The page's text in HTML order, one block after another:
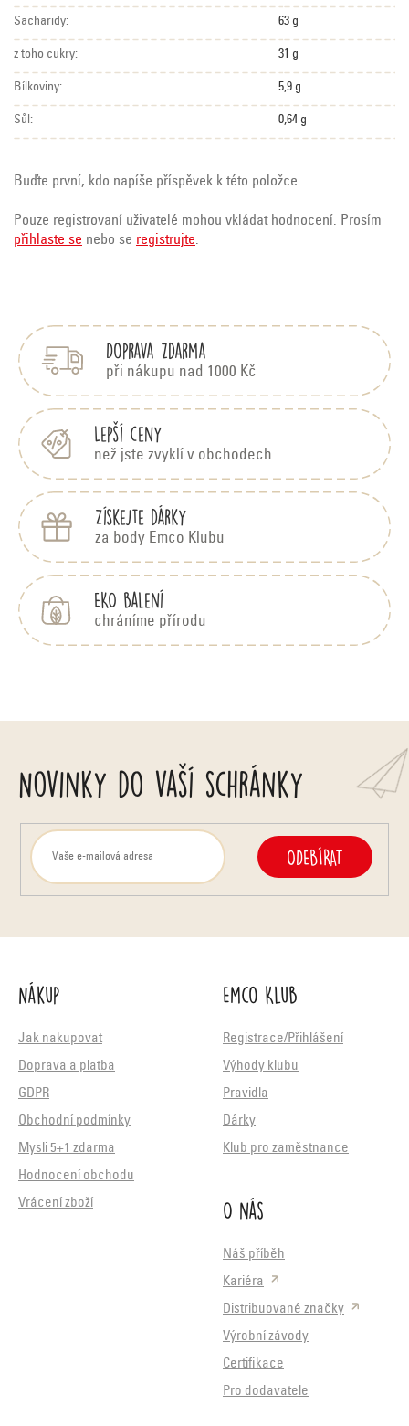
Sacharidy: 63 g
z toho cukry: 31 g
Bílkoviny: 5,9 g
Sůl: 0,64 g
Buďte první, kdo napíše příspěvek k této položce.
Pouze registrovaní uživatelé mohou vkládat hodnocení. Prosím
přihlaste se nebo se registrujte.
Doprava zdarma
při nákupu nad 1000 Kč
Lepší ceny
než jste zvyklí v obchodech
Získejte dárky
za body Emco Klubu
EKO balení
chráníme přírodu
Novinky do vaší schránky
ODEBÍRAT
Nákup
Jak nakupovat
Doprava a platba
GDPR
Obchodní podmínky
Mysli 5+1 zdarma
Hodnocení obchodu
Vrácení zboží
Emco Klub
Registrace/Přihlášení
Výhody klubu
Pravidla
Dárky
Klub pro zaměstnance
O nás
Náš příběh
Kariéra
Distribuované značky
Výrobní závody
Certifikace
Pro dodavatele